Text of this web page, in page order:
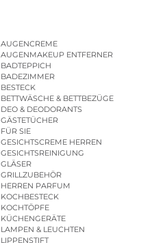
AUGENCREME
AUGENMAKEUP ENTFERNER
BADTEPPICH
BADEZIMMER
BESTECK
BETTWÄSCHE & BETTBEZÜGE
DEO & DEODORANTS
GÄSTETÜCHER
FÜR SIE
GESICHTSCREME HERREN
GESICHTSREINIGUNG
GLÄSER
GRILLZUBEHÖR
HERREN PARFUM
KOCHBESTECK
KOCHTÖPFE
KÜCHENGERÄTE
LAMPEN & LEUCHTEN
LIPPENSTIFT